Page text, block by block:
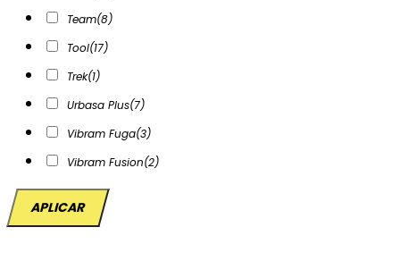
Team(8)
Tool(17)
Trek(1)
Urbasa Plus(7)
Vibram Fuga(3)
Vibram Fusion(2)
APLICAR